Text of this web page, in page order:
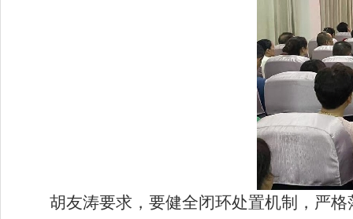
胡友涛要求，要健全闭环处置机制，严